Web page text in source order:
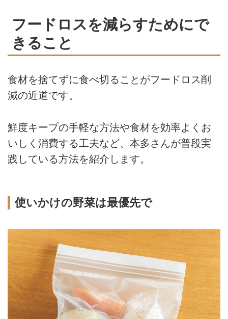
フードロスを減らすためにで
きること
食材を捨てずに食べ切ることがフードロス削
減の近道です。
鮮度キープの手軽な方法や食材を効率よくお
いしく消費する工夫など、本多さんが普段実
践している方法を紹介します。
使いかけの野菜は最優先で